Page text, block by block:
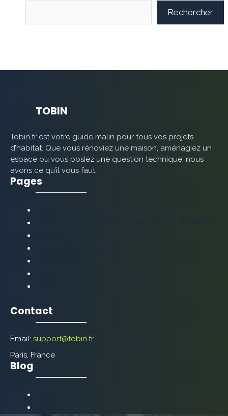
Rechercher
TOBIN
Tobin.fr est votre guide malin pour tous vos projets
d’habitat. Que vous rénoviez une maison, aménagiez un
espace ou vous posiez une question technique, nous
avons ce qu’il vous faut.
Pages
Contact
Email: support@tobin.fr
Paris, France
Blog